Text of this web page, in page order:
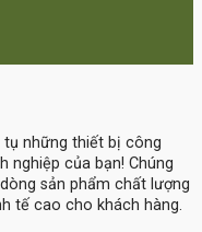
những thiết bị công
nghiệp của bạn! Chúng
sản phẩm chất lượng
tế cao cho khách hàng.